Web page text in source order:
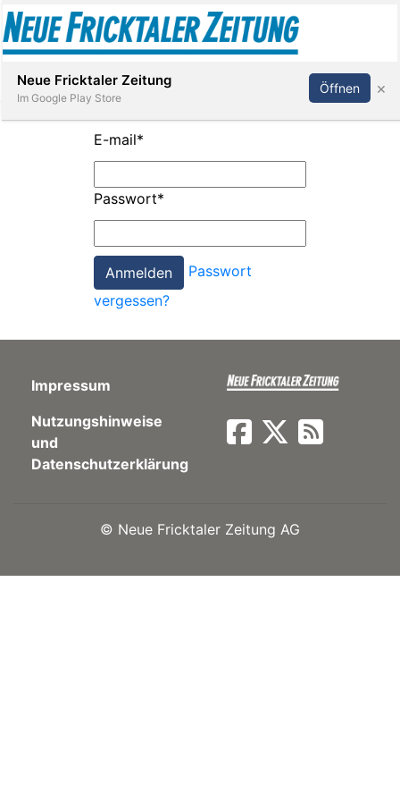
Paper
App
Abonnieren Anmelden
E-mail*
Passwort*
Passwort
vergessen?
Impressum
Nutzungshinweise
und
Datenschutzerklärung
© Neue Fricktaler Zeitung AG
Neue Fricktaler Zeitung
Im Google Play Store
Öffnen ×